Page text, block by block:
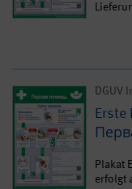
DGUV
Plakat
erfolgt